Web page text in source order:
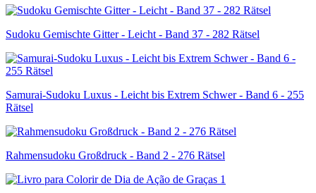
Sudoku Gemischte Gitter - Leicht - Band 37 - 282 Rätsel
Samurai-Sudoku Luxus - Leicht bis Extrem Schwer - Band 6 - 255
Rätsel
Rahmensudoku Großdruck - Band 2 - 276 Rätsel